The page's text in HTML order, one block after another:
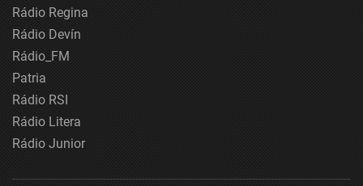
Rádio Regina
Rádio Devín
Rádio_FM
Patria
Rádio RSI
Rádio Litera
Rádio Junior